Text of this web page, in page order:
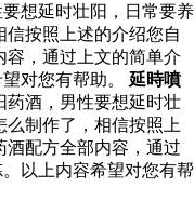
想延时壮阳，日常要养
按照上述的介绍您自
，通过上文的简单介
对您有帮助。 延時噴
药酒，男性要想延时壮
制作了，相信按照上
配方全部内容，通过
以上内容希望对您有帮